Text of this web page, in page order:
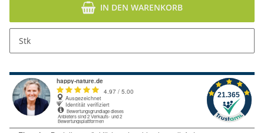
Stk
IN DEN WARENKORB